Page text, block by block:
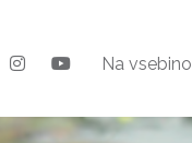
Na vsebino